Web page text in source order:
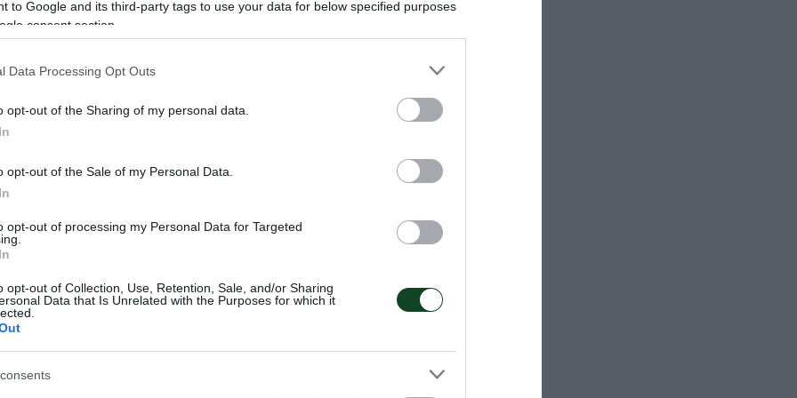
to Google and its third-party tags to use your data for below specified purposes
consent section.
Data Processing Opt Outs
opt-out of the Sharing of my personal data.
opt-out of the Sale of my Personal Data.
opt-out of processing my Personal Data for Targeted
opt-out of Collection, Use, Retention, Sale, and/or Sharing
Data that Is Unrelated with the Purposes for which it
(2) ΕΣΠΑΑΑ
Κουμλόφ-Παναθηναϊκός, Europe Cup πινγκ πονγκ γυναίκες
Πανερυθραϊκός-Παναθηναϊκός, Αγόρια Κ18 ΕΣΠΑΑΑ
Γιαννακόπουλος» Παναθηναϊκός-Νέες Βύρωνα,
ΕΣΠΑΑΑ
Κύπελλο Χριστουγέννων σκοποβολής
πρωτάθλημα πυγμαχίας με τη συμμετοχή αθλητών